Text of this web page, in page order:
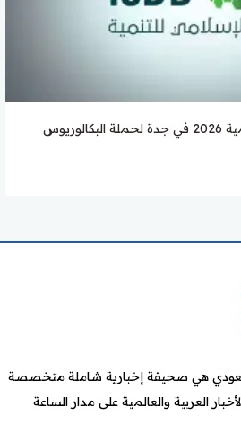
وظائف البنك الإسلامي للتنمية 2026 في جدة لحملة البكالوريوس
هي صحيفة إخبارية شاملة متخصصة
العربية والعالمية على مدار الساعة